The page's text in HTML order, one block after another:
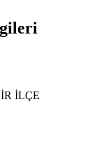
İLÇE